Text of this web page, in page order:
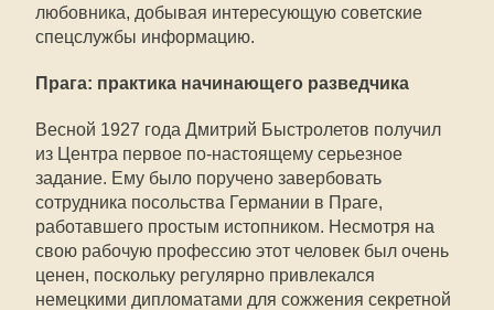
любовника, добывая интересующую советские
спецслужбы информацию.
Прага: практика начинающего разведчика
Весной 1927 года Дмитрий Быстролетов получил
из Центра первое по-настоящему серьезное
задание. Ему было поручено завербовать
сотрудника посольства Германии в Праге,
работавшего простым истопником. Несмотря на
свою рабочую профессию этот человек был очень
ценен, поскольку регулярно привлекался
немецкими дипломатами для сожжения секретной